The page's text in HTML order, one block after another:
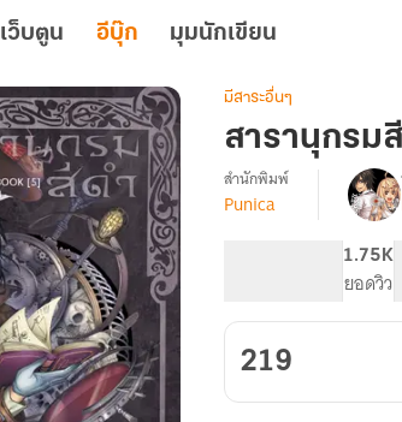
เว็บตูน อีบุ๊ก มุมนักเขียน
มีสาระอื่นๆ
สารานุกรม
เรื่อง
สำนักพิมพ์
Punica
1.75K
ยอดวิว
219